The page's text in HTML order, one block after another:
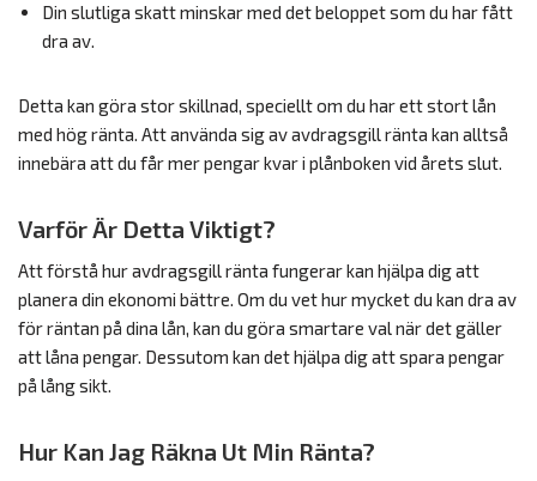
Din slutliga skatt minskar med det beloppet som du har fått
dra av.
Detta kan göra stor skillnad, speciellt om du har ett stort lån
med hög ränta. Att använda sig av avdragsgill ränta kan alltså
innebära att du får mer pengar kvar i plånboken vid årets slut.
Varför Är Detta Viktigt?
Att förstå hur avdragsgill ränta fungerar kan hjälpa dig att
planera din ekonomi bättre. Om du vet hur mycket du kan dra av
för räntan på dina lån, kan du göra smartare val när det gäller
att låna pengar. Dessutom kan det hjälpa dig att spara pengar
på lång sikt.
Hur Kan Jag Räkna Ut Min Ränta?